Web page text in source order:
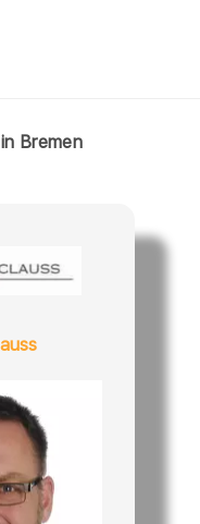
Bremen